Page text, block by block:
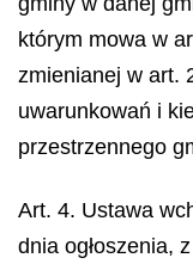
którym mowa w
zmienianej w art.
uwarunkowań i
przestrzennego
Art. 4. Ustawa
dnia ogłoszenia,